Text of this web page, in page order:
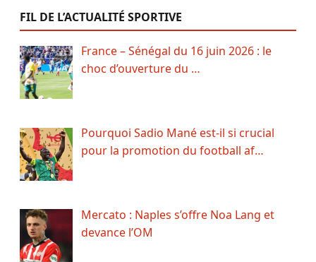
FIL DE L’ACTUALITÉ SPORTIVE
France – Sénégal du 16 juin 2026 : le
choc d’ouverture du …
Pourquoi Sadio Mané est-il si crucial
pour la promotion du football af…
Mercato : Naples s’offre Noa Lang et
devance l’OM